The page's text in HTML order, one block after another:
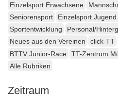
Einzelsport Erwachsene
Seniorensport
Einzelsport Jugend
Sportentwicklung
Personal/
Neues aus den Vereinen
click-TT
BTTV Junior-Race
TT-Zentrum
Alle Rubriken
Zeitraum